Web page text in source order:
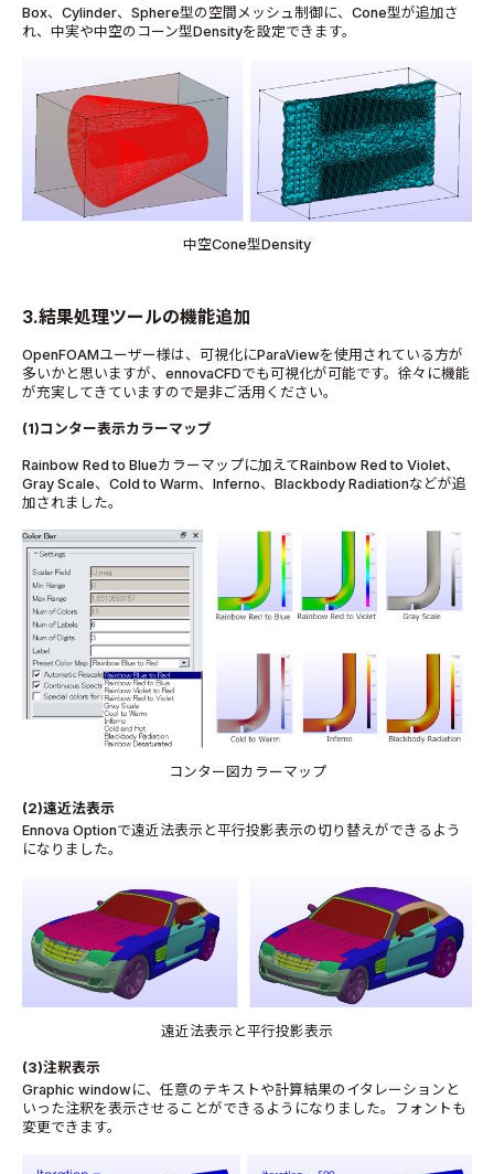
Box、 Cylinder、 Sphere型の空間メッシュ制御に、 Cone型が追加さ
れ、中実や中空のコーン型Densityを設定できます。
中空Cone型Density
3.結果処理ツールの機能追加
OpenFOAMユーザー様は、可視化にParaViewを使用されている方が
多いかと思いますが、ennovaCFDでも可視化が可能です。徐々に機能
が充実してきていますので是非ご活用ください。
(1)コンター表示カラーマップ
Rainbow Red to Blueカラーマップに加えてRainbow Red to Violet、
Gray Scale、Cold to Warm、Inferno、Blackbody Radiationなどが追
加されました。
コンター図カラーマップ
(2)遠近法表示
Ennova Optionで遠近法表示と平行投影表示の切り替えができるよう
になりました。
遠近法表示と平行投影表示
(3)注釈表示
Graphic windowに、任意のテキストや計算結果のイタレーションと
いった注釈を表示させることができるようになりました。フォントも
変更できます。